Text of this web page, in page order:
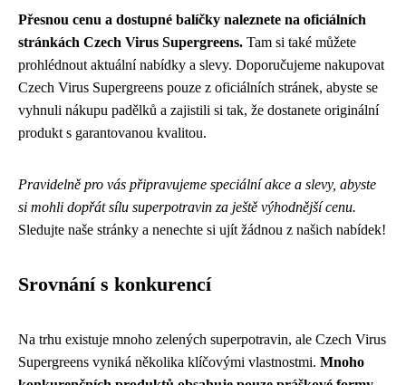
Přesnou cenu a dostupné balíčky naleznete na oficiálních
stránkách Czech Virus Supergreens. Tam si také můžete
prohlédnout aktuální nabídky a slevy. Doporučujeme nakupovat
Czech Virus Supergreens pouze z oficiálních stránek, abyste se
vyhnuli nákupu padělků a zajistili si tak, že dostanete originální
produkt s garantovanou kvalitou.
Pravidelně pro vás připravujeme speciální akce a slevy, abyste
si mohli dopřát sílu superpotravin za ještě výhodnější cenu.
Sledujte naše stránky a nenechte si ujít žádnou z našich nabídek!
Srovnání s konkurencí
Na trhu existuje mnoho zelených superpotravin, ale Czech Virus
Supergreens vyniká několika klíčovými vlastnostmi. Mnoho